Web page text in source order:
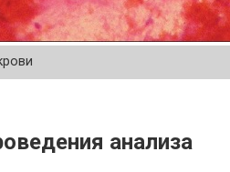
анализа